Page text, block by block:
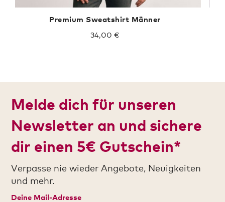
Premium Sweatshirt Männer
34,00 €
Melde dich für unseren
Newsletter an und sichere
dir einen 5€ Gutschein*
Verpasse nie wieder Angebote, Neuigkeiten
und mehr.
Deine Mail-Adresse